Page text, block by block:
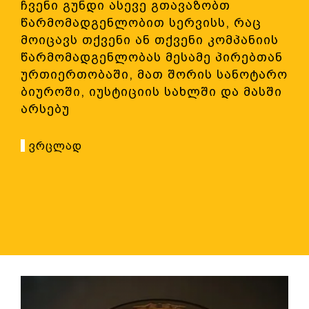
ჩვენი გუნდი ასევე გთავაზობთ
წარმომადგენლობით სერვისს, რაც
მოიცავს თქვენი ან თქვენი კომპანიის
წარმომადგენლობას მესამე პირებთან
ურთიერთობაში, მათ შორის სანოტარო
ბიუროში, იუსტიციის სახლში და მასში
არსებუ
Ვრცლად